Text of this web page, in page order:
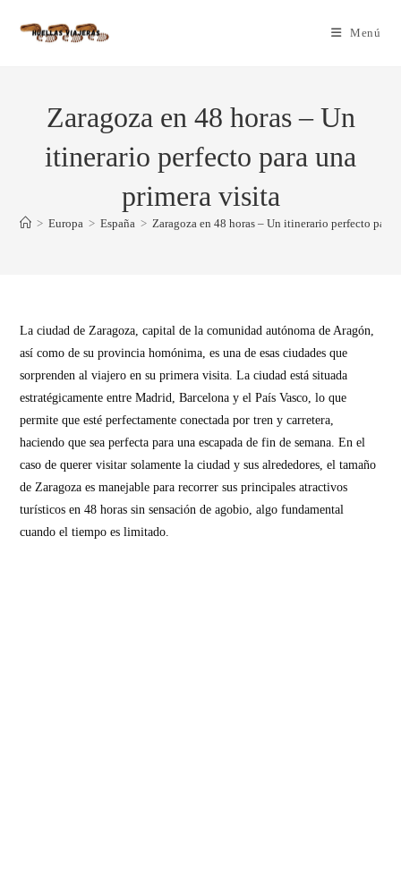
Menú
Zaragoza en 48 horas – Un
itinerario perfecto para una
primera visita
> Europa > España > Zaragoza en 48 horas – Un itinerario perfecto para
La ciudad de Zaragoza, capital de la comunidad autónoma de Aragón,
así como de su provincia homónima, es una de esas ciudades que
sorprenden al viajero en su primera visita. La ciudad está situada
estratégicamente entre Madrid, Barcelona y el País Vasco, lo que
permite que esté perfectamente conectada por tren y carretera,
haciendo que sea perfecta para una escapada de fin de semana. En el
caso de querer visitar solamente la ciudad y sus alrededores, el tamaño
de Zaragoza es manejable para recorrer sus principales atractivos
turísticos en 48 horas sin sensación de agobio, algo fundamental
cuando el tiempo es limitado.